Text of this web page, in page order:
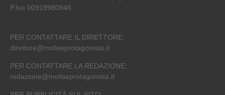
P.Iva 00919980946
PER CONTATTARE IL DIRETTORE:
direttore@moliseprotagonista.it
PER CONTATTARE LA REDAZIONE:
redazione@moliseprotagonista.it